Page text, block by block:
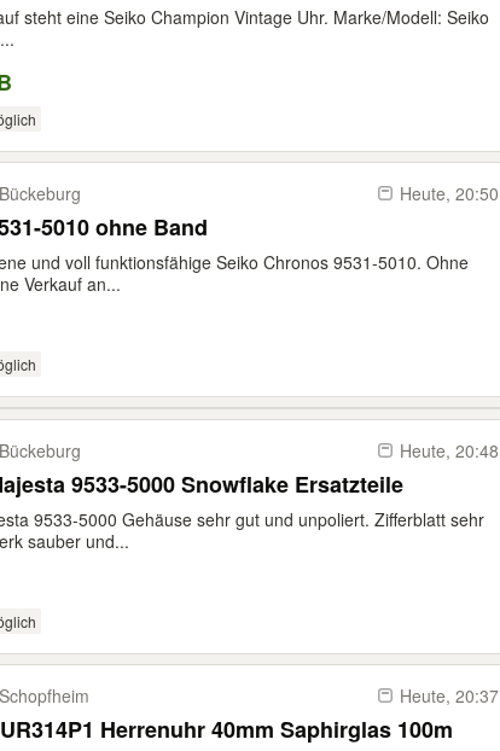
steht eine Seiko Champion Vintage Uhr. Marke/Modell: Seiko
Heute, 20:50
5010 ohne Band
und voll funktionsfähige Seiko Chronos 9531-5010. Ohne
Verkauf an...
Heute, 20:48
9533-5000 Snowflake Ersatzteile
9533-5000 Gehäuse sehr gut und unpoliert. Zifferblatt sehr
sauber und...
Heute, 20:37
Herrenuhr 40mm Saphirglas 100m